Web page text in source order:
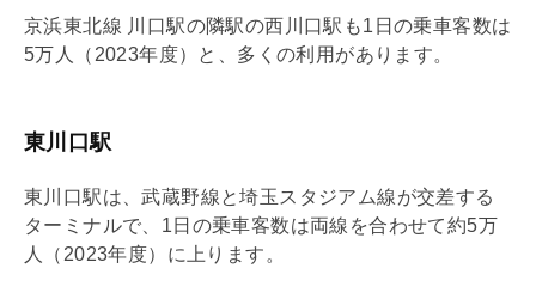
京浜東北線 川口駅の隣駅の西川口駅も1日の乗車客数は
5万人（2023年度）と、多くの利用があります。
東川口駅
東川口駅は、武蔵野線と埼玉スタジアム線が交差する
ターミナルで、1日の乗車客数は両線を合わせて約5万
人（2023年度）に上ります。